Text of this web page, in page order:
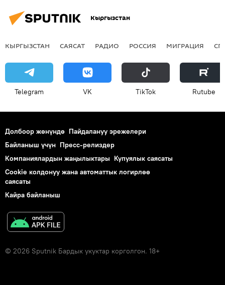
Кыргызстан
КЫРГЫЗСТАН САЯСАТ РАДИО РОССИЯ МИГРАЦИЯ
Telegram VK ТikТоk Rutube
Долбоор жөнүндө Пайдалануу эрежелери
Байланыш үчүн Пресс-релиздер
Компаниялардын жаңылыктары Купуялык саясаты
Cookie колдонуу жана автоматтык логирлөө
саясаты
Кайра байланыш
© 2026 Sputnik Бардык укуктар корголгон. 18+